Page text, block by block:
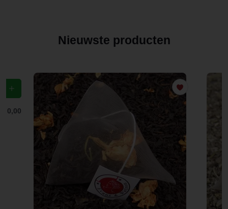
Nieuwste producten
€ 0,00